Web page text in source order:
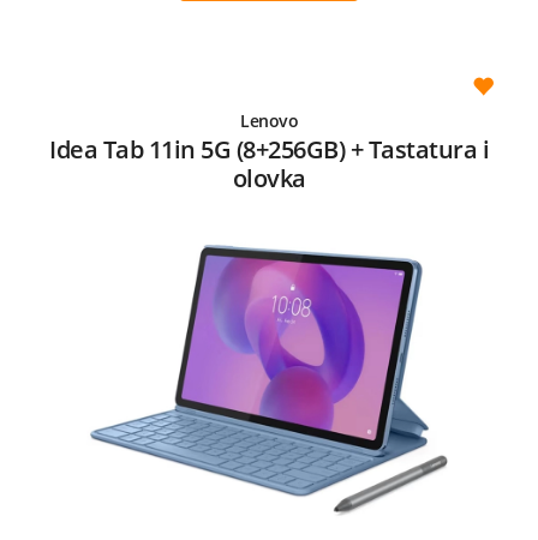
Lenovo
Idea Tab 11in 5G (8+256GB) + Tastatura i
olovka